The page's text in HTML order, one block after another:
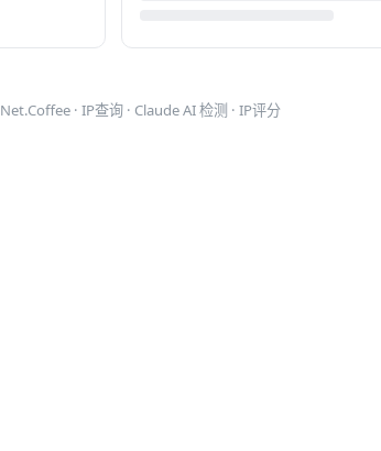
Net.Coffee · IP查询 · Claude AI 检测 · IP评分